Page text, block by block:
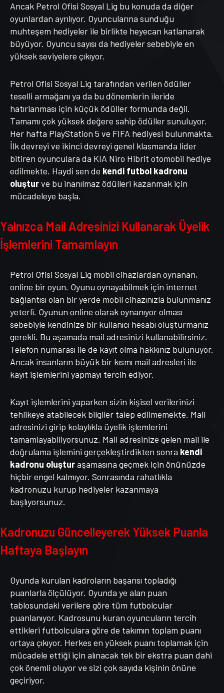
Ancak Petrol Ofisi Sosyal Lig bu konuda da diğer
oyunlardan ayrılıyor. Oyuncularına sunduğu
muhteşem hediyeler ile birlikte heyecan katlanarak
büyüyor. Oyuncu sayısı da hediyeler sebebiyle en
yüksek seviyelere çıkıyor.
Petrol Ofisi Sosyal Lig tarafından verilen ödüller
teselli armağanı ya da bu dönemlerin ileride
hatırlanması için küçük ödüller formunda değil.
Tamamı çok yüksek değere sahip ödüller sunuluyor.
Her hafta PlayStation 5 ve FIFA hediyesi bulunmakta.
İlk devreyi ve ikinci devreyi genel klasmanda lider
bitiren oyunculara da KIA Niro Hibrit otomobil hediye
edilmekte. Haydi sen de kendi futbol kadronu
oluşturve bu inanılmaz ödülleri kazanmak için
mücadeleye başla.
Yalnızca Mail Adresinizi Kullanarak Üyelik
İşlemlerini Tamamlayın
Petrol Ofisi Sosyal Lig mobil cihazlardan oynanan,
online bir oyun. Oyunu oynayabilmek için internet
bağlantısı olan bir yerde mobil cihazınızla bulunmanız
yeterli. Oyunun online olarak oynanıyor olması
sebebiyle kendinize bir kullanıcı hesabı oluşturmanız
gerekli. Bu aşamada mail adresinizi kullanabilirsiniz.
Telefon numarası ile de kayıt olma hakkınız bulunuyor.
Ancak insanların büyük bir kısmı mail adresleri ile
kayıt işlemlerini yapmayı tercih ediyor.
Kayıt işlemlerini yaparken sizin kişisel verilerinizi
tehlikeye atabilecek bilgiler talep edilmemekte. Mail
adresinizi girip kolaylıkla üyelik işlemlerini
tamamlayabiliyorsunuz. Mail adresinize gelen mail ile
doğrulama işlemini gerçekleştirdikten sonra kendi
kadronu oluşturaşamasına geçmek için önünüzde
hiçbir engel kalmıyor. Sonrasında rahatlıkla
kadronuzu kurup hediyeler kazanmaya
başlıyorsunuz.
Kadronuzu Güncelleyerek Yüksek Puanla
Haftaya Başlayın
Oyunda kurulan kadroların başarısı topladığı
puanlarla ölçülüyor. Oyunda ye alan puan
tablosundaki verilere göre tüm futbolcular
puanlanıyor. Kadrosunu kuran oyuncuların tercih
ettikleri futbolculara göre de takımın toplam puanı
ortaya çıkıyor. Herkes en yüksek puanı toplamak için
mücadele ettiği için alınacak tek bir ekstra puan dahi
çok önemli oluyor ve sizi çok sayıda kişinin önüne
geçiriyor.